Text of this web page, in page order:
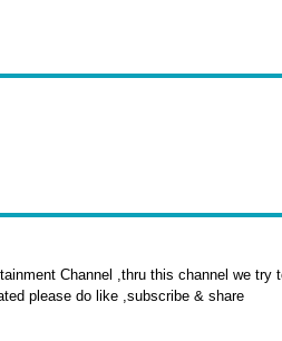
Channel ,thru this channel we try
please do like ,subscribe & share